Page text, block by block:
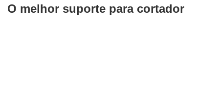
suporte para cortador
O melhor suporte para cortador